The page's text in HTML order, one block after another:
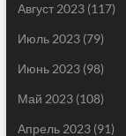
Август 2023(117)
Июль 2023(79)
Июнь 2023(98)
Май 2023(108)
Апрель 2023(91)